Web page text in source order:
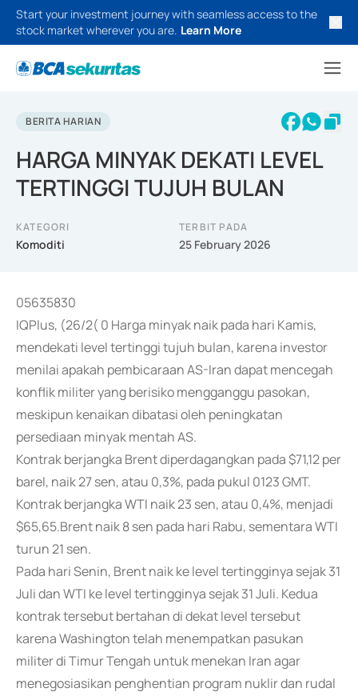
Start your investment journey with seamless access to the
stock market wherever you are. Learn More
BERITA HARIAN
HARGA MINYAK DEKATI LEVEL
TERTINGGI TUJUH BULAN
KATEGORI
Komoditi
TERBIT PADA
25 February 2026
05635830
IQPlus, (26/2( 0 Harga minyak naik pada hari Kamis,
mendekati level tertinggi tujuh bulan, karena investor
menilai apakah pembicaraan AS-Iran dapat mencegah
konflik militer yang berisiko mengganggu pasokan,
meskipun kenaikan dibatasi oleh peningkatan
persediaan minyak mentah AS.
Kontrak berjangka Brent diperdagangkan pada $71,12 per
barel, naik 27 sen, atau 0,3%, pada pukul 0123 GMT.
Kontrak berjangka WTI naik 23 sen, atau 0,4%, menjadi
$65,65.Brent naik 8 sen pada hari Rabu, sementara WTI
turun 21 sen.
Pada hari Senin, Brent naik ke level tertingginya sejak 31
Juli dan WTI ke level tertingginya sejak 31 Juli. Kedua
kontrak tersebut bertahan di dekat level tersebut
karena Washington telah menempatkan pasukan
militer di Timur Tengah untuk menekan Iran agar
menegosiasikan penghentian program nuklir dan rudal